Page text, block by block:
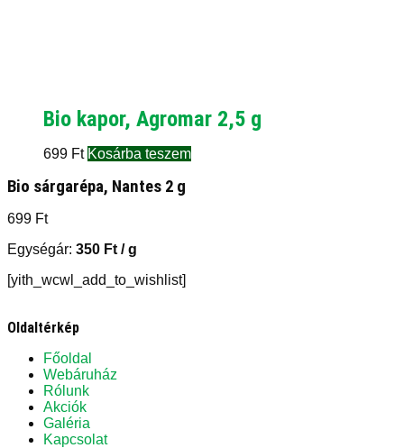
Bio kapor, Agromar 2,5 g
699 Ft Kosárba teszem
Bio sárgarépa, Nantes 2 g
699 Ft
Egységár: 350 Ft / g
[yith_wcwl_add_to_wishlist]
Oldaltérkép
Főoldal
Webáruház
Rólunk
Akciók
Galéria
Kapcsolat